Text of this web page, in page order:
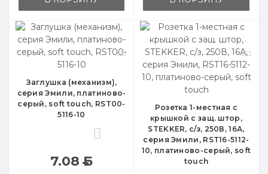
Заглушка (механизм),
серия Эмили, платиново-
серый, soft touch, RST00-
5116-10
7.08Б
Розетка 1-местная с
крышкой с защ. штор,
STEKKER, с/з, 250В, 16А,
серия Эмили, RST16-5112-
10, платиново-серый, soft
touch